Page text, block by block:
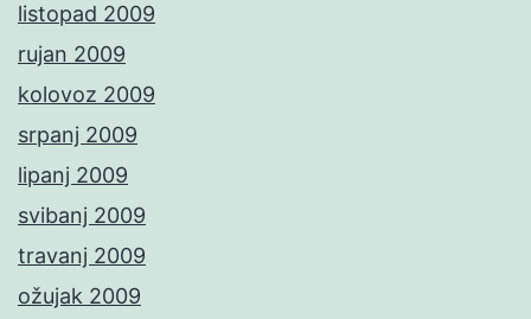
listopad 2009
rujan 2009
kolovoz 2009
srpanj 2009
lipanj 2009
svibanj 2009
travanj 2009
ožujak 2009